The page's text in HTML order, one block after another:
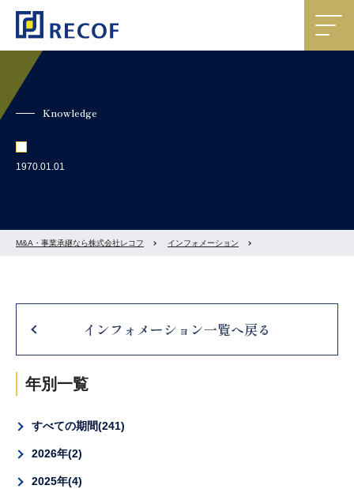
Knowledge
1970.01.01
M&A・事業承継なら株式会社レコフ インフォメーション
インフォメーション一覧へ戻る
年別一覧
すべての期間 241
2026年 2
2025年 4